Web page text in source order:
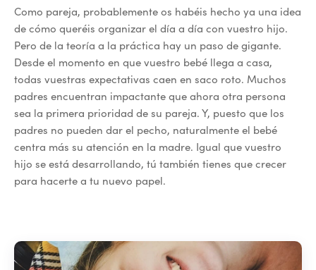
Como pareja, probablemente os habéis hecho ya una idea
de cómo queréis organizar el día a día con vuestro hijo.
Pero de la teoría a la práctica hay un paso de gigante.
Desde el momento en que vuestro bebé llega a casa,
todas vuestras expectativas caen en saco roto. Muchos
padres encuentran impactante que ahora otra persona
sea la primera prioridad de su pareja. Y, puesto que los
padres no pueden dar el pecho, naturalmente el bebé
centra más su atención en la madre. Igual que vuestro
hijo se está desarrollando, tú también tienes que crecer
para hacerte a tu nuevo papel.